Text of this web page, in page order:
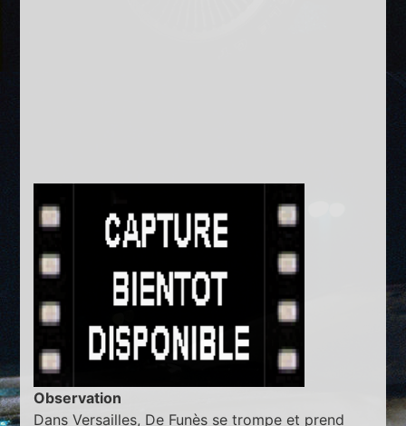
Observation
Dans Versailles, De Funès se trompe et prend